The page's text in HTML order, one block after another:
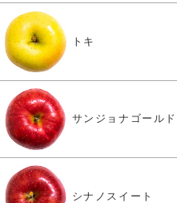
トキ
サンジョナゴールド
シナノスイート